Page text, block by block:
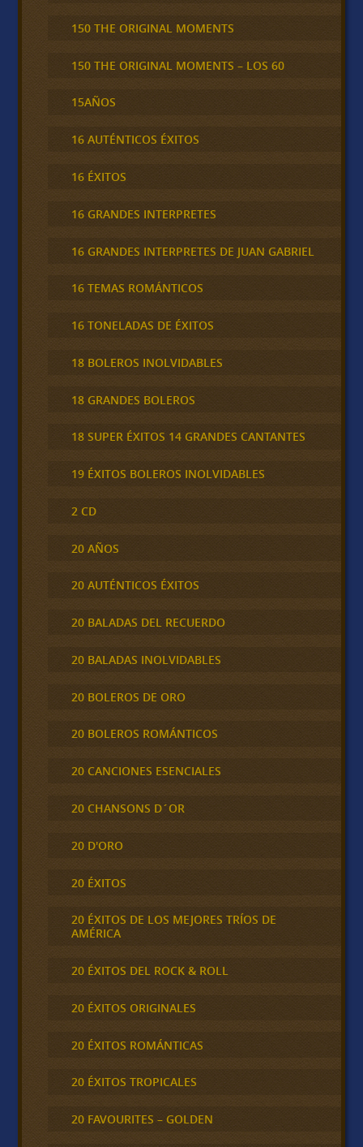
150 THE ORIGINAL MOMENTS
150 THE ORIGINAL MOMENTS – LOS 60
15AÑOS
16 AUTÉNTICOS ÉXITOS
16 ÉXITOS
16 GRANDES INTERPRETES
16 GRANDES INTERPRETES DE JUAN GABRIEL
16 TEMAS ROMÁNTICOS
16 TONELADAS DE ÉXITOS
18 BOLEROS INOLVIDABLES
18 GRANDES BOLEROS
18 SUPER ÉXITOS 14 GRANDES CANTANTES
19 ÉXITOS BOLEROS INOLVIDABLES
2 CD
20 AÑOS
20 AUTÉNTICOS ÉXITOS
20 BALADAS DEL RECUERDO
20 BALADAS INOLVIDABLES
20 BOLEROS DE ORO
20 BOLEROS ROMÁNTICOS
20 CANCIONES ESENCIALES
20 CHANSONS D´OR
20 D'ORO
20 ÉXITOS
20 ÉXITOS DE LOS MEJORES TRÍOS DE
AMÉRICA
20 ÉXITOS DEL ROCK & ROLL
20 ÉXITOS ORIGINALES
20 ÉXITOS ROMÁNTICAS
20 ÉXITOS TROPICALES
20 FAVOURITES – GOLDEN